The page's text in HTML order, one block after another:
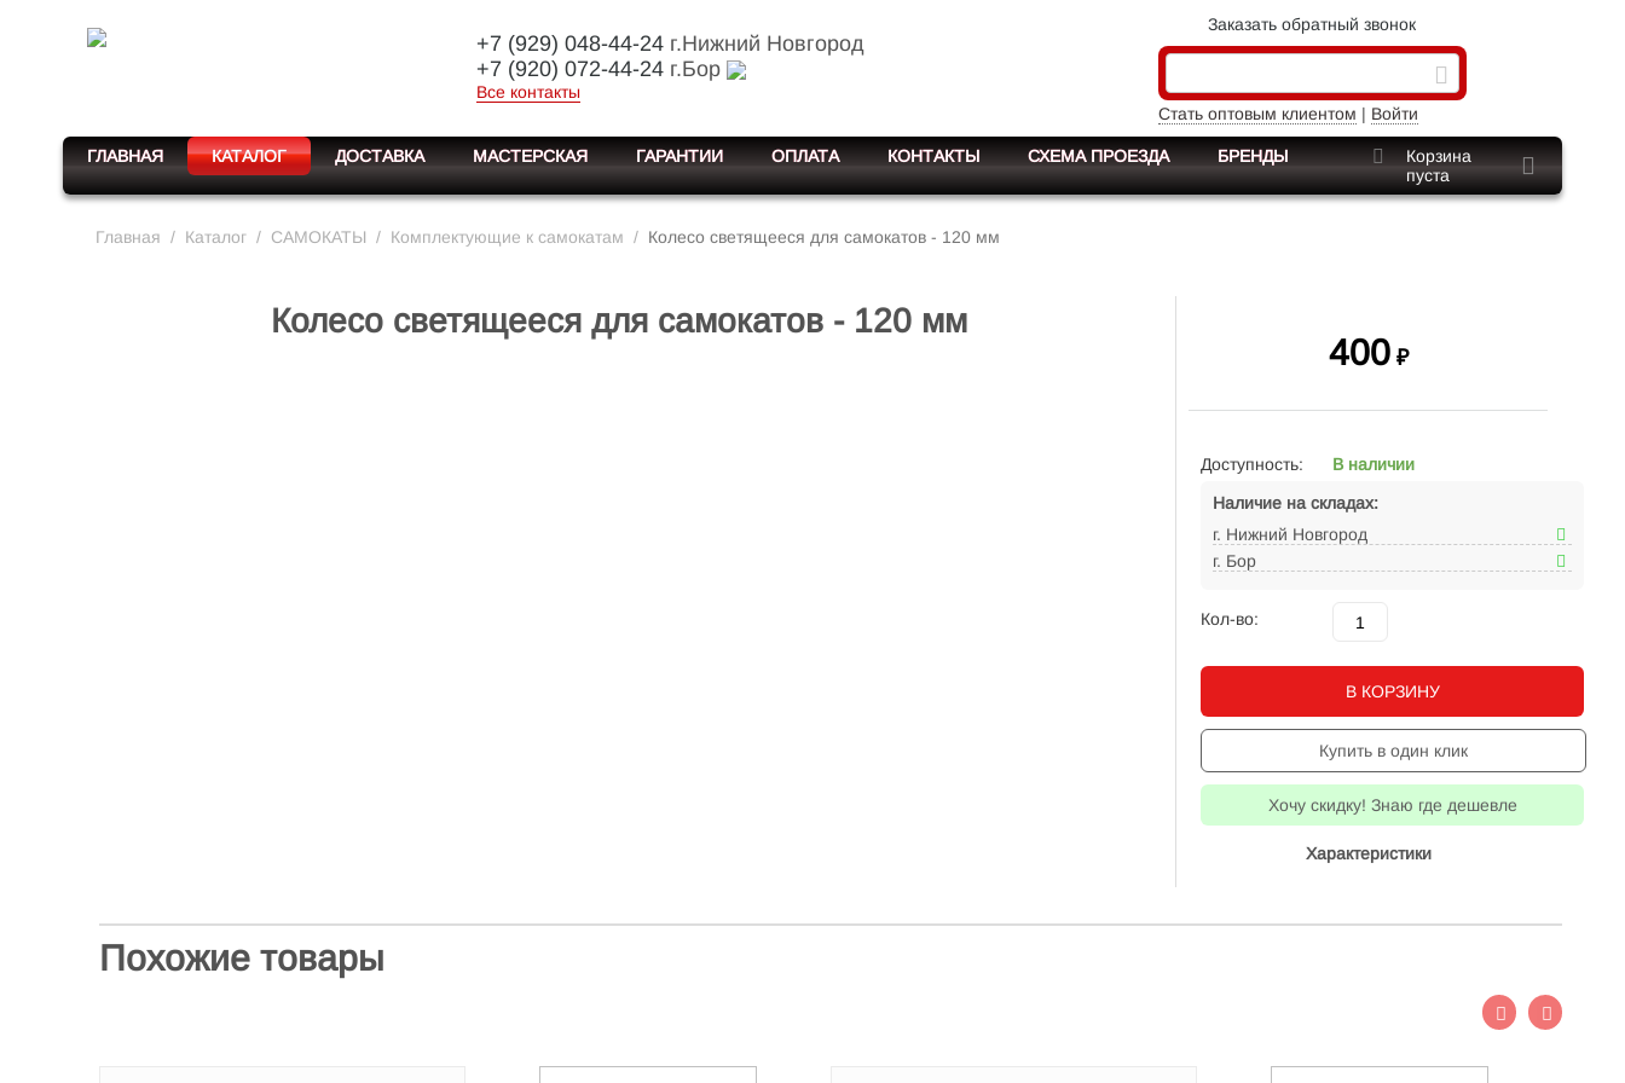
+7 (929) 048-44-24г.Нижний Новгород
+7 (920) 072-44-24г.Бор
Все контакты
Заказать обратный звонок
Стать оптовым клиентом | Войти
ГЛАВНАЯ КАТАЛОГ ДОСТАВКА МАСТЕРСКАЯ ГАРАНТИИ ОПЛАТА КОНТАКТЫ СХЕМА ПРОЕЗДА БРЕНДЫ
Корзина
пуста
Главная / Каталог / САМОКАТЫ / Комплектующие к самокатам / Колесо светящееся для самокатов - 120 мм
Колесо светящееся для самокатов - 120 мм
400 ₽
Доступность:
В наличии
Наличие на складах:
г. Нижний Новгород
г. Бор
Кол-во:
В КОРЗИНУ
Купить в один клик
Хочу скидку! Знаю где дешевле
Характеристики
Похожие товары